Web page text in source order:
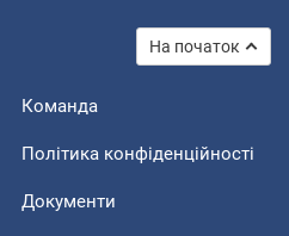
На початок
Команда
Політика конфіденційності
Документи